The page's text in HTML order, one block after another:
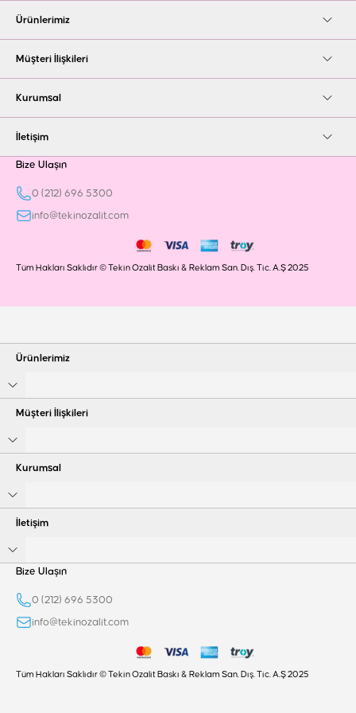
Ürünlerimiz
Müşteri İlişkileri
Kurumsal
İletişim
Bize Ulaşın
0 (212) 696 5300
info@tekinozalit.com
Tüm Hakları Saklıdır © Tekin Ozalit Baskı & Reklam San. Dış. Tic. A.Ş 2025
Ürünlerimiz
Müşteri İlişkileri
Kurumsal
İletişim
Bize Ulaşın
0 (212) 696 5300
info@tekinozalit.com
Tüm Hakları Saklıdır © Tekin Ozalit Baskı & Reklam San. Dış. Tic. A.Ş 2025